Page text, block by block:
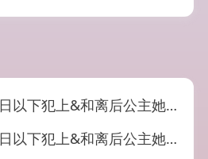
公主她被迫饲养反派影卫（109集）王小亿&李子杰
公主她被迫饲养反派影卫（100集）王小亿&李子杰